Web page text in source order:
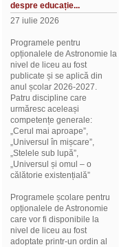
despre educație...
27 iulie 2026
Programele pentru
opționalele de Astronomie la
nivel de liceu au fost
publicate și se aplică din
anul școlar 2026-2027.
Patru discipline care
urmăresc aceleași
competențe generale:
„Cerul mai aproape”,
„Universul în mișcare”,
„Stelele sub lupă”,
„Universul și omul – o
călătorie existențială”
Programele școlare pentru
opționalele de Astronomie
care vor fi disponibile la
nivel de liceu au fost
adoptate printr-un ordin al